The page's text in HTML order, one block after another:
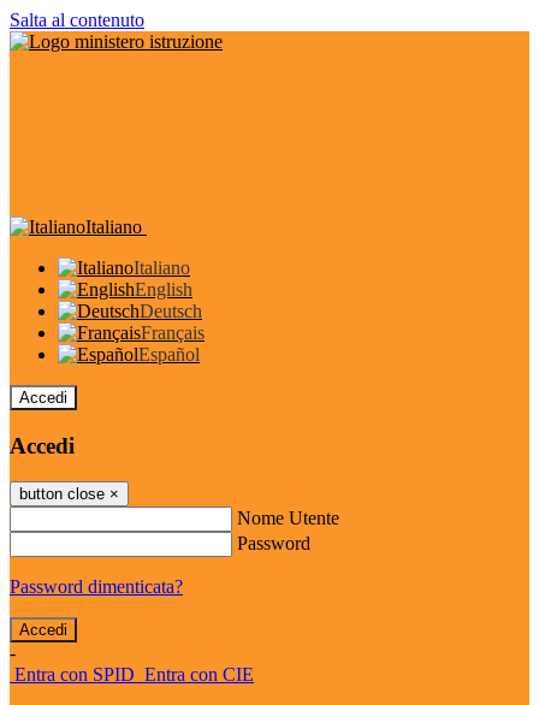
Salta al contenuto
Italiano
Italiano
English
Deutsch
Français
Español
Accedi
Accedi
button close ×
Nome Utente
Password
Password dimenticata?
-
Entra con SPID Entra con CIE